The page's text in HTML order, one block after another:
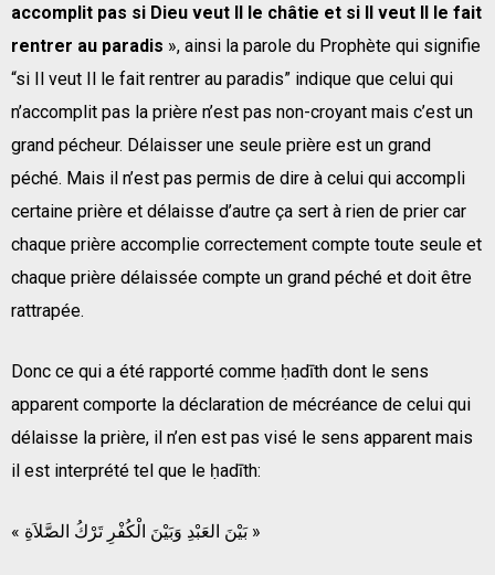
accomplit pas si Dieu veut Il le châtie et si Il veut Il le fait
rentrer au paradis », ainsi la parole du Prophète qui signifie
“si Il veut Il le fait rentrer au paradis” indique que celui qui
n’accomplit pas la prière n’est pas non-croyant mais c’est un
grand pécheur. Délaisser une seule prière est un grand
péché. Mais il n’est pas permis de dire à celui qui accompli
certaine prière et délaisse d’autre ça sert à rien de prier car
chaque prière accomplie correctement compte toute seule et
chaque prière délaissée compte un grand péché et doit être
rattrapée.
Donc ce qui a été rapporté comme ḥadīth dont le sens
apparent comporte la déclaration de mécréance de celui qui
délaisse la prière, il n’en est pas visé le sens apparent mais
il est interprété tel que le ḥadīth:
« بَيْنَ العَبْدِ وَبَيْنَ الْكُفْرِ تَرْكُ الصَّلاَةِ »